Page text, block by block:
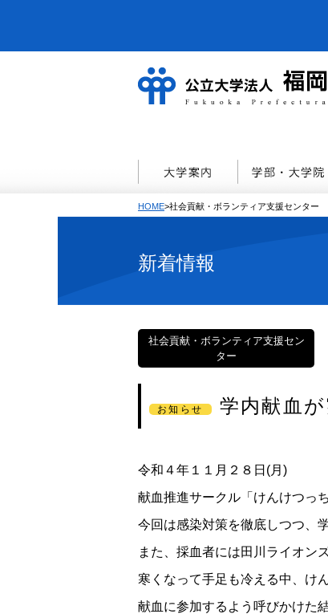
HOME>社会貢献・ボランティア支援センター
新着情報
社会貢献・ボランティア支援セン
ター
お知らせ 学内献血
令和４年１１月２８日(月)
献血推進サークル「けんけつっ
今回は感染対策を徹底しつつ、
また、採血者には田川ライオン
寒くなって手足も冷える中、け
献血に参加するよう呼びかけた